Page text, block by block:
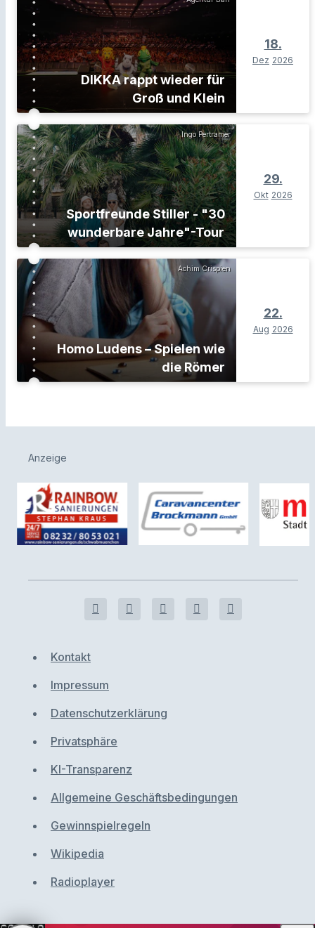
DIKKA rappt wieder für
Groß und Klein
18.
Dez 2026
Ingo Pertramer
Sportfreunde Stiller - "30
wunderbare Jahre"-Tour
29.
Okt 2026
Achim Crispien
Homo Ludens – Spielen wie
die Römer
22.
Aug 2026
Anzeige
Kontakt
Impressum
Datenschutzerklärung
Privatsphäre
KI-Transparenz
Allgemeine Geschäftsbedingungen
Gewinnspielregeln
Wikipedia
Radioplayer